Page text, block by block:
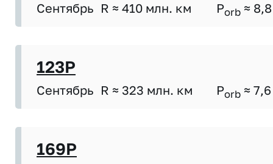
Сентябрь R ≈ 410 млн. км Porb ≈ 8,8
123P
Сентябрь R ≈ 323 млн. км Porb ≈ 7,6
169P